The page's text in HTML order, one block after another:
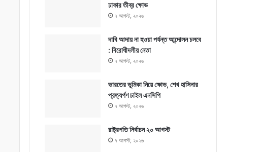
ঢাকার তীব্র ক্ষোভ
৭ আগস্ট, ২০২৬
দাবি আদায় না হওয়া পর্যন্ত আন্দোলন চলবে
: বিরোধীদলীয় নেতা
৭ আগস্ট, ২০২৬
ভারতের ভূমিকা নিয়ে ক্ষোভ, শেখ হাসিনার
প্রত্যর্পণ চাইল এনসিপি
৭ আগস্ট, ২০২৬
রাষ্ট্রপতি নির্বাচন ২০ আগস্ট
৭ আগস্ট, ২০২৬